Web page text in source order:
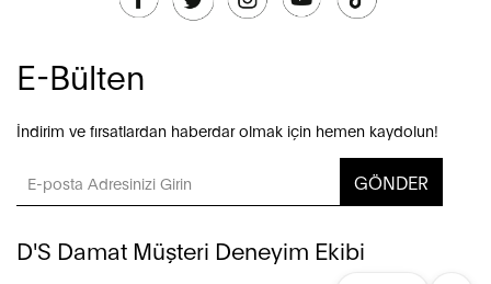
E-Bülten
İndirim ve fırsatlardan haberdar olmak için hemen kaydolun!
GÖNDER
D'S Damat Müşteri Deneyim Ekibi